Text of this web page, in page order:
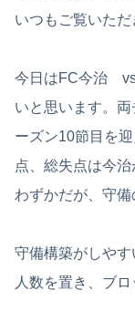
いつもご覧いただ
今日はFC今治
いと思います。
ーズン10節目を
点、総失点は今
わずかだが、守備
守備構築がしや
人数を置き、ブ